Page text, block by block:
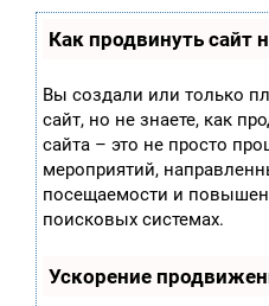
Как продвинуть сайт
Вы создали или только
сайт, но не знаете, как
сайта – это не просто
мероприятий,
посещаемости и
поисковых системах.
Ускорение
играх